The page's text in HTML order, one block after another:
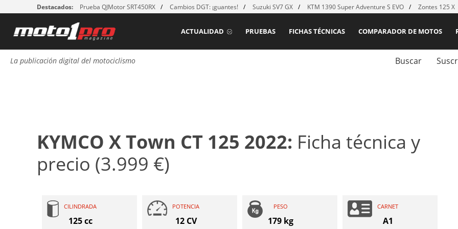
Destacados: Prueba QJMotor SRT450RX Cambios DGT: ¡guantes! Suzuki SV7 GX KTM 1390 Super Adventure S EVO Zontes 125 X
COMPARADOR DE MOTOS
FICHAS TÉCNICAS
PRUEBAS
ACTUALIDAD
La publicación digital del motociclismo Buscar
KYMCO X Town CT 125 2022: Ficha técnica y
precio (3.999 €)
CILINDRADA
125 cc
POTENCIA
12 CV
PESO
179 kg
CARNET
A1